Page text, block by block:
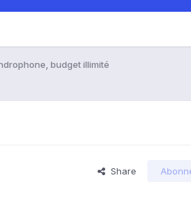
budget illimité
Share